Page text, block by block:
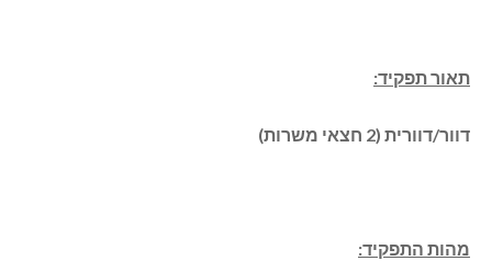
תאור תפקיד:
דוור/דוורית (2 חצאי משרות)
מהות התפקיד: